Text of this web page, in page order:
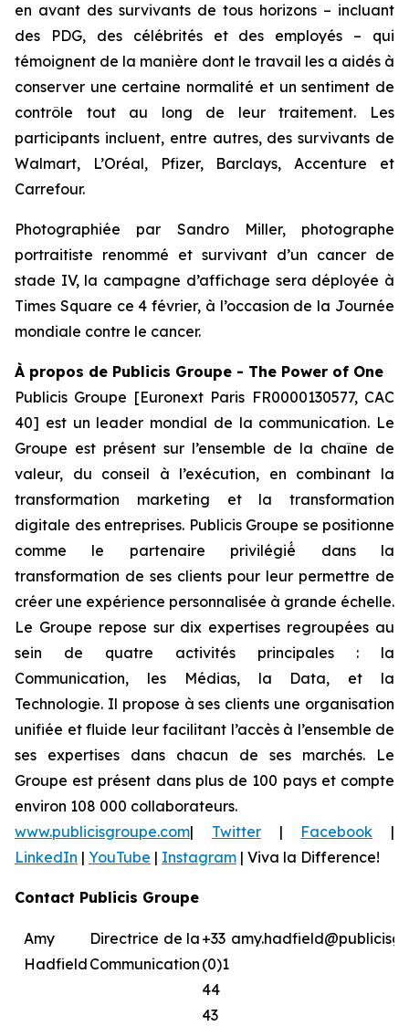
en avant des survivants de tous horizons – incluant
des PDG, des célébrités et des employés – qui
témoignent de la manière dont le travail les a aidés à
conserver une certaine normalité et un sentiment de
contrôle tout au long de leur traitement. Les
participants incluent, entre autres, des survivants de
Walmart, L’Oréal, Pfizer, Barclays, Accenture et
Carrefour.
Photographiée par Sandro Miller, photographe
portraitiste renommé et survivant d’un cancer de
stade IV, la campagne d’affichage sera déployée à
Times Square ce 4 février, à l’occasion de la Journée
mondiale contre le cancer.
À propos de Publicis Groupe - The Power of One
Publicis Groupe [Euronext Paris FR0000130577, CAC
40] est un leader mondial de la communication. Le
Groupe est présent sur l’ensemble de la chaîne de
valeur, du conseil à l’exécution, en combinant la
transformation marketing et la transformation
digitale des entreprises. Publicis Groupe se positionne
comme le partenaire privilégié́ dans la
transformation de ses clients pour leur permettre de
créer une expérience personnalisée à grande échelle.
Le Groupe repose sur dix expertises regroupées au
sein de quatre activités principales : la
Communication, les Médias, la Data, et la
Technologie. Il propose à ses clients une organisation
unifiée et fluide leur facilitant l’accès à l’ensemble de
ses expertises dans chacun de ses marchés. Le
Groupe est présent dans plus de 100 pays et compte
environ 108 000 collaborateurs.
www.publicisgroupe.com| Twitter | Facebook |
LinkedIn | YouTube | Instagram | Viva la Difference!
Contact Publicis Groupe
Amy
Hadfield
Directrice de la
Communication
+33
(0)1
44
43